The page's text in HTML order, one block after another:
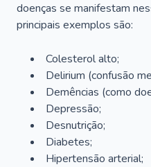
doenças se manifestam
principais exemplos são:
Colesterol alto;
Delirium (confusão
Demências (como
Depressão;
Desnutrição;
Diabetes;
Hipertensão arterial;